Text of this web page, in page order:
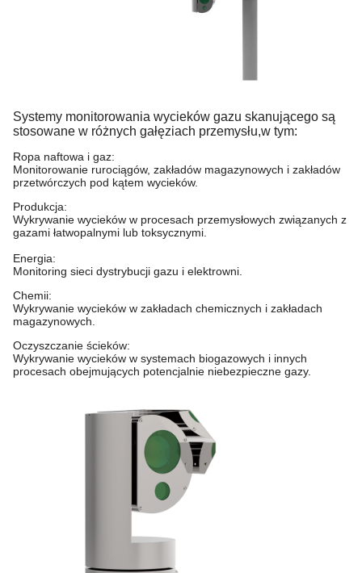
Systemy monitorowania wycieków gazu skanującego są
stosowane w różnych gałęziach przemysłu,w tym:
Ropa naftowa i gaz:
Monitorowanie rurociągów, zakładów magazynowych i zakładów
przetwórczych pod kątem wycieków.
Produkcja:
Wykrywanie wycieków w procesach przemysłowych związanych z
gazami łatwopalnymi lub toksycznymi.
Energia:
Monitoring sieci dystrybucji gazu i elektrowni.
Chemii:
Wykrywanie wycieków w zakładach chemicznych i zakładach
magazynowych.
Oczyszczanie ścieków:
Wykrywanie wycieków w systemach biogazowych i innych
procesach obejmujących potencjalnie niebezpieczne gazy.